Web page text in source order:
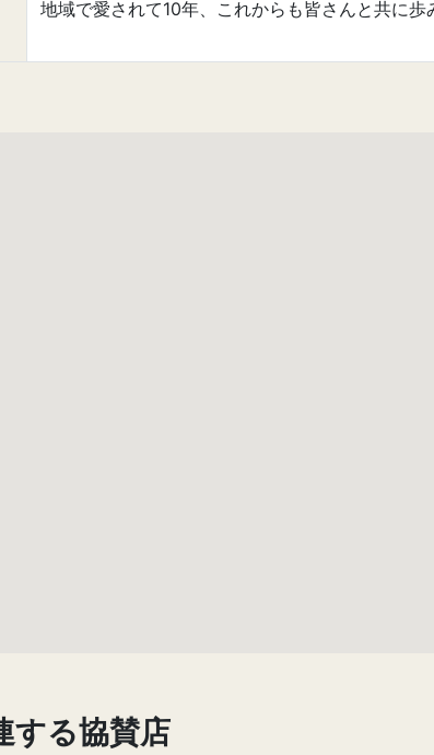
地域で愛されて10年、これからも皆さんと共に歩
する協賛店